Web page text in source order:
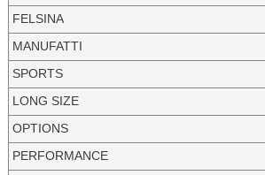
FELSINA
MANUFATTI
SPORTS
LONG SIZE
OPTIONS
PERFORMANCE